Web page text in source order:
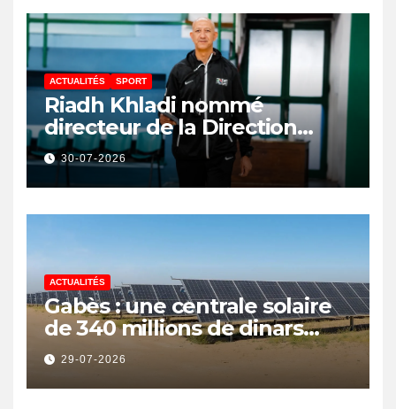
ACTUALITÉS SPORT
Riadh Khladi nommé
directeur de la Direction
Nationale de l’Arbitrage
30-07-2026
ACTUALITÉS
Gabès : une centrale solaire
de 340 millions de dinars
pour renforcer la transition
énergétique et créer 400
emplois
29-07-2026